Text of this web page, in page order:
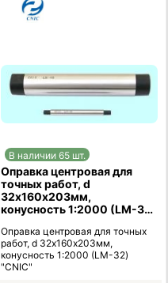
В наличии 65 шт.
Оправка центровая для
точных работ, d
32х160х203мм,
конусность 1:2000 (LM-32)
Оправка центровая для точных
работ, d 32х160х203мм,
конусность 1:2000 (LM-32)
"CNIC"